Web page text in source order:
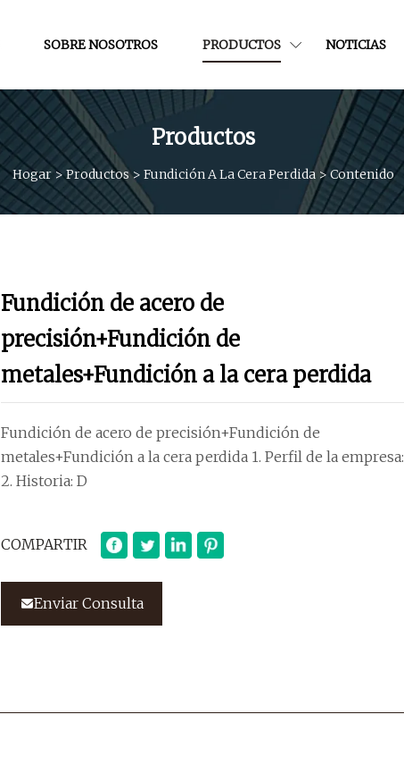
SOBRE NOSOTROS PRODUCTOS NOTICIAS
Productos
Hogar>Productos> Fundición A La Cera Perdida >Contenido
Fundición de acero de
precisión+Fundición de
metales+Fundición a la cera perdida
Fundición de acero de precisión+Fundición de
metales+Fundición a la cera perdida 1. Perfil de la empresa:
2. Historia: D
COMPARTIR
Enviar Consulta